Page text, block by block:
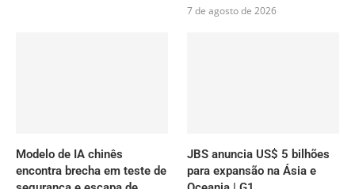
7 de agosto de 2026
Modelo de IA chinês
encontra brecha em teste de
JBS anuncia US$ 5 bilhões
para expansão na Ásia e